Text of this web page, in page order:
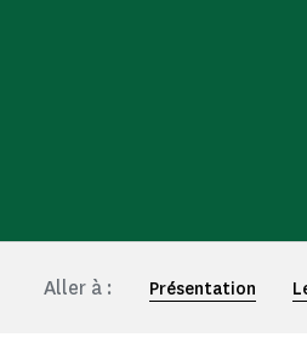
Aller à : Présentation